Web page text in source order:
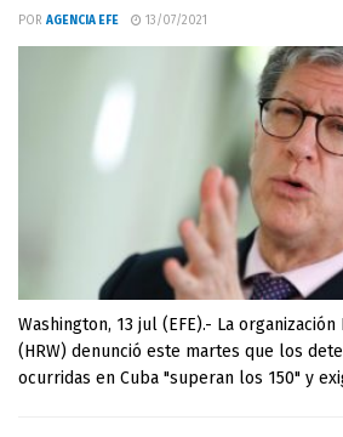
POR AGENCIA EFE 13/07/2021
Washington, 13 jul (EFE).- La
(HRW) denunció este martes que los
ocurridas en Cuba "superan los 150" y